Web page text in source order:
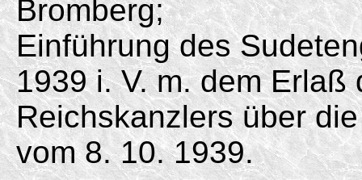
Bromberg;
Einführung des
1939 i. V. m. dem Erlaß
Reichskanzlers über
vom 8. 10. 1939.